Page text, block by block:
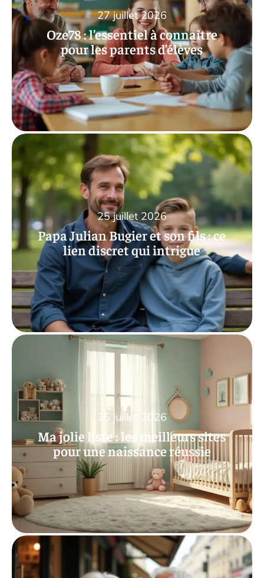
Oze78 : l’essentiel à connaître
pour les parents d’élèves
27 juillet 2026
Papa Julian Bugier et son fils : ce
lien discret qui intrigue
25 juillet 2026
Ma jolie liste : les meilleurs sites
pour une naissance réussie
25 juillet 2026